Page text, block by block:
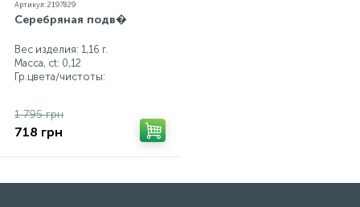
Артикул: 2197829
Серебряная подв�
Вес изделия: 1,16 г.
Масса, ct: 0,12
Гр.цвета/чистоты:
1 795 грн
718 грн